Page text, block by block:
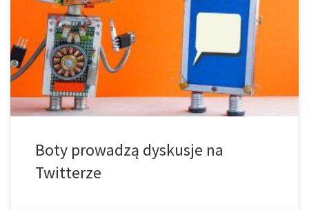
się okazało, nieoczekiwanie zidentyfikowano przy tym bardzo
dużą liczbę założonych kont przez boty. Głównie badaczom
chodziło o to, aby sprawdzić jakie informacje i zdania krążą na
temat e-papierosów na twitterze. Czy odgrywa przy tym możliwe
[…]
Boty prowadzą dyskusje na
Twitterze